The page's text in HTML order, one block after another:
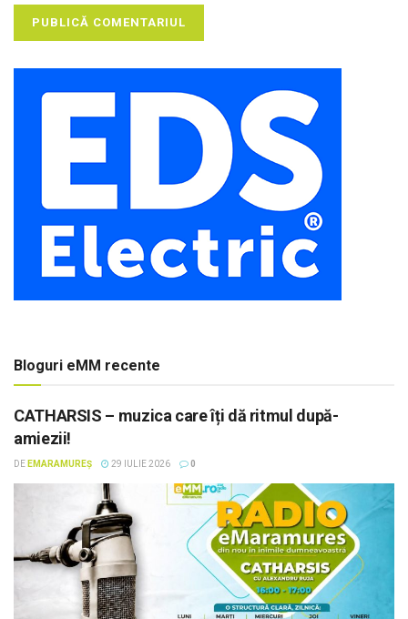
Bloguri eMM recente
CATHARSIS – muzica care îți dă ritmul după-
amiezii!
DE EMARAMUREȘ 29 IULIE 2026 0